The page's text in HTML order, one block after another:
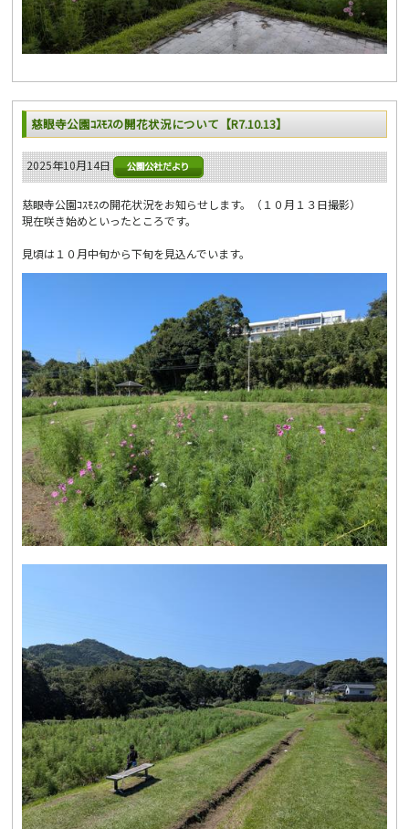
慈眼寺公園ｺｽﾓｽの開花状況について【R7.10.13】
2025年10月14日
慈眼寺公園ｺｽﾓｽの開花状況をお知らせします。（１０月１３日撮影）
現在咲き始めといったところです。
見頃は１０月中旬から下旬を見込んでいます。